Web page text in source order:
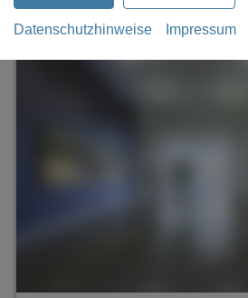
Datenschutzhinweise Impressum
Barlach